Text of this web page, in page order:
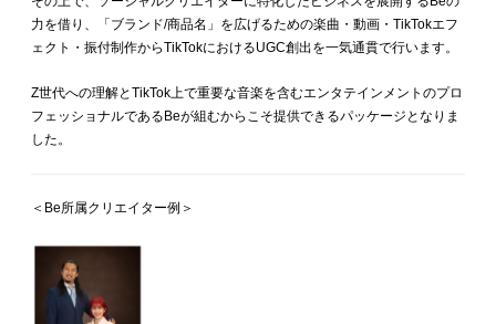
力を借り、「ブランド/商品名」を広げるための楽曲・動画・TikTokエフ
ェクト・振付制作からTikTokにおけるUGC創出を一気通貫で行います。
Z世代への理解とTikTok上で重要な音楽を含むエンタテインメントのプロ
フェッショナルであるBeが組むからこそ提供できるパッケージとなりま
した。
＜Be所属クリエイター例＞